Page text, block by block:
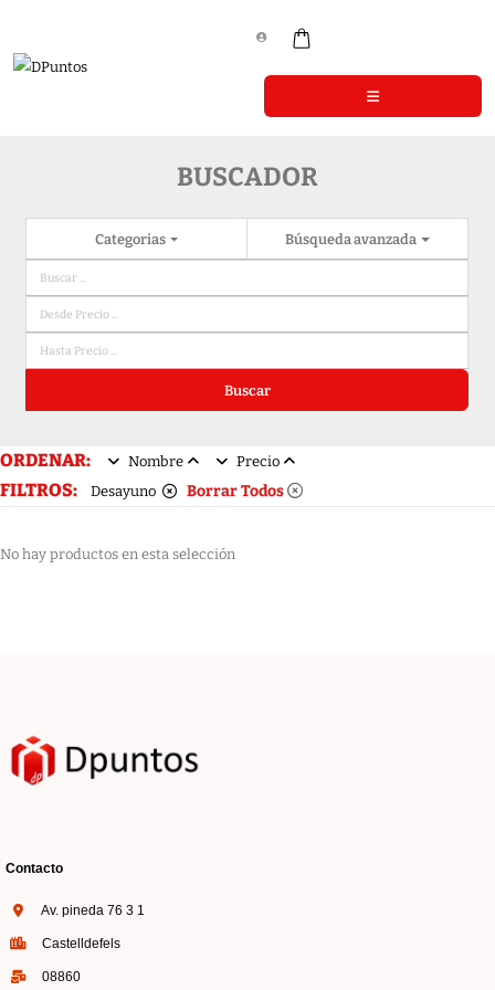
BUSCADOR
Categorias Búsqueda avanzada
Buscar
ORDENAR: Nombre Precio
FILTROS: Desayuno Borrar Todos
No hay productos en esta selección
Contacto
Av. pineda 76 3 1
Castelldefels
08860